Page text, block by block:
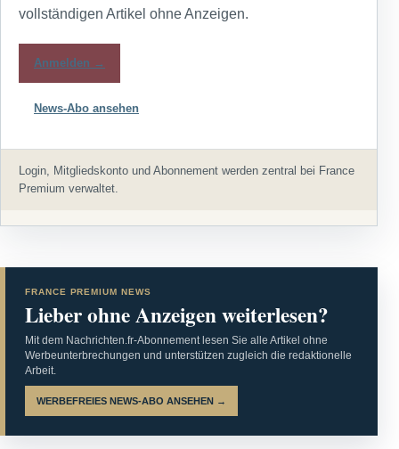
vollständigen Artikel ohne Anzeigen.
Anmelden →
News-Abo ansehen
Login, Mitgliedskonto und Abonnement werden zentral bei France
Premium verwaltet.
FRANCE PREMIUM NEWS
Lieber ohne Anzeigen weiterlesen?
Mit dem Nachrichten.fr-Abonnement lesen Sie alle Artikel ohne
Werbeunterbrechungen und unterstützen zugleich die redaktionelle
Arbeit.
WERBEFREIES NEWS-ABO ANSEHEN →